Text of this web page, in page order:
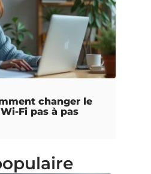
changer le
Fi pas à pas